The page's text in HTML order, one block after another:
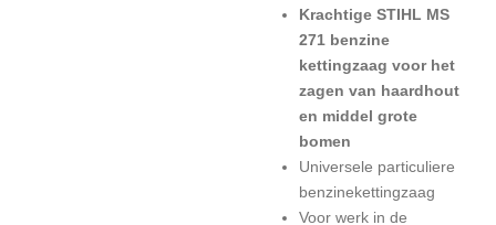
Krachtige STIHL MS
271 benzine
kettingzaag voor het
zagen van haardhout
en middel grote
bomen
Universele particuliere
benzinekettingzaag
Voor werk in de